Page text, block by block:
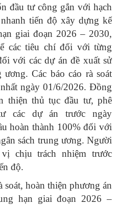
đầu tư công gắn với hạch
tiến độ xây dựng kế
giai đoạn 2026 – 2030,
các tiêu chí đối với từng
với các dự án đề xuất sử
Các báo cáo rà soát
ngày 01/6/2026. Đồng
thiện thủ tục đầu tư, phê
các dự án trước ngày
hoàn thành 100% đối với
sách trung ương. Người
chịu trách nhiệm trước
độ.
hoàn thiện phương án
hạn giai đoạn 2026 –